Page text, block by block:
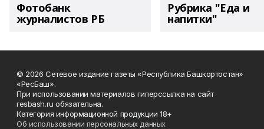
Фотобанк
журналистов РБ
Рубрика "Еда и
напитки"
© 2026 Сетевое издание газеты «Республика Башкортостан»
«РесБаш».
При использовании материалов гиперссылка на сайт
resbash.ru обязательна.
Категория информационной продукции 18+
Об использовании персональных данных